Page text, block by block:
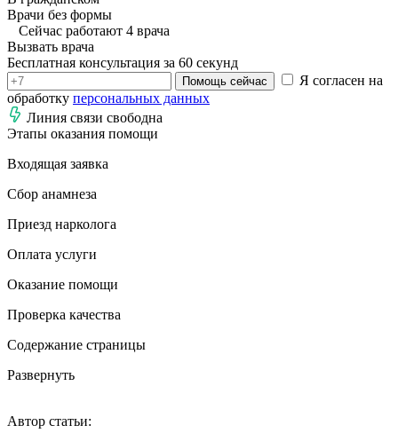
Врачи без формы
Сейчас работают 4 врача
Вызвать врача
Бесплатная консультация за 60 секунд
Помощь сейчас
Я согласен на
обработку персональных данных
Линия связи свободна
Этапы оказания помощи
Входящая заявка
Сбор анамнеза
Приезд нарколога
Оплата услуги
Оказание помощи
Проверка качества
Содержание страницы
Развернуть
Автор статьи: